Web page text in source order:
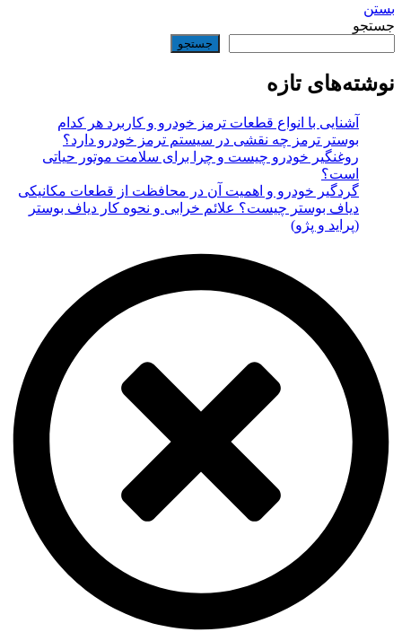
بستن
جستجو
جستجو
نوشته‌های تازه
آشنایی با انواع قطعات ترمز خودرو و کاربرد هر کدام
بوستر ترمز چه نقشی در سیستم ترمز خودرو دارد؟
روغنگیر خودرو چیست و چرا برای سلامت موتور حیاتی
است؟
گردگیر خودرو و اهمیت آن در محافظت از قطعات مکانیکی
دیاف بوستر چیست؟ علائم خرابی و نحوه کار دیاف بوستر
(پراید و پژو)